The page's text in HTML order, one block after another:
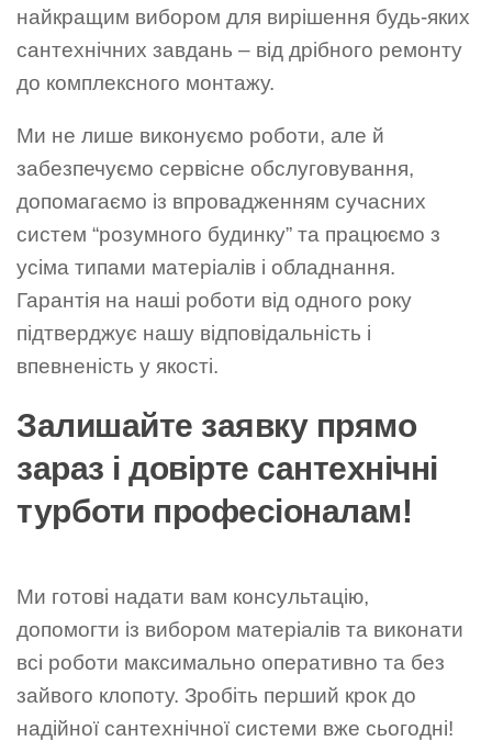
найкращим вибором для вирішення будь-яких
сантехнічних завдань – від дрібного ремонту
до комплексного монтажу.
Ми не лише виконуємо роботи, але й
забезпечуємо сервісне обслуговування,
допомагаємо із впровадженням сучасних
систем “розумного будинку” та працюємо з
усіма типами матеріалів і обладнання.
Гарантія на наші роботи від одного року
підтверджує нашу відповідальність і
впевненість у якості.
Залишайте заявку прямо
зараз і довірте сантехнічні
турботи професіоналам!
Ми готові надати вам консультацію,
допомогти із вибором матеріалів та виконати
всі роботи максимально оперативно та без
зайвого клопоту. Зробіть перший крок до
надійної сантехнічної системи вже сьогодні!